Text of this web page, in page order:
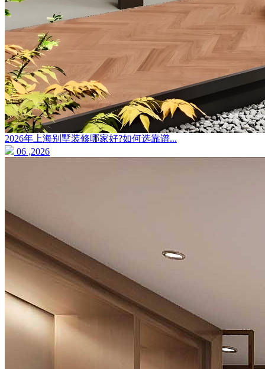
2026年上海别墅装修哪家好?如何选靠谱...
06 ,2026